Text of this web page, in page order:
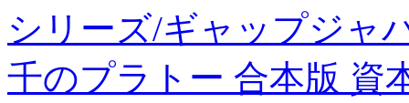
シリーズ/ギャップジャ
千のプラトー 合本版 資